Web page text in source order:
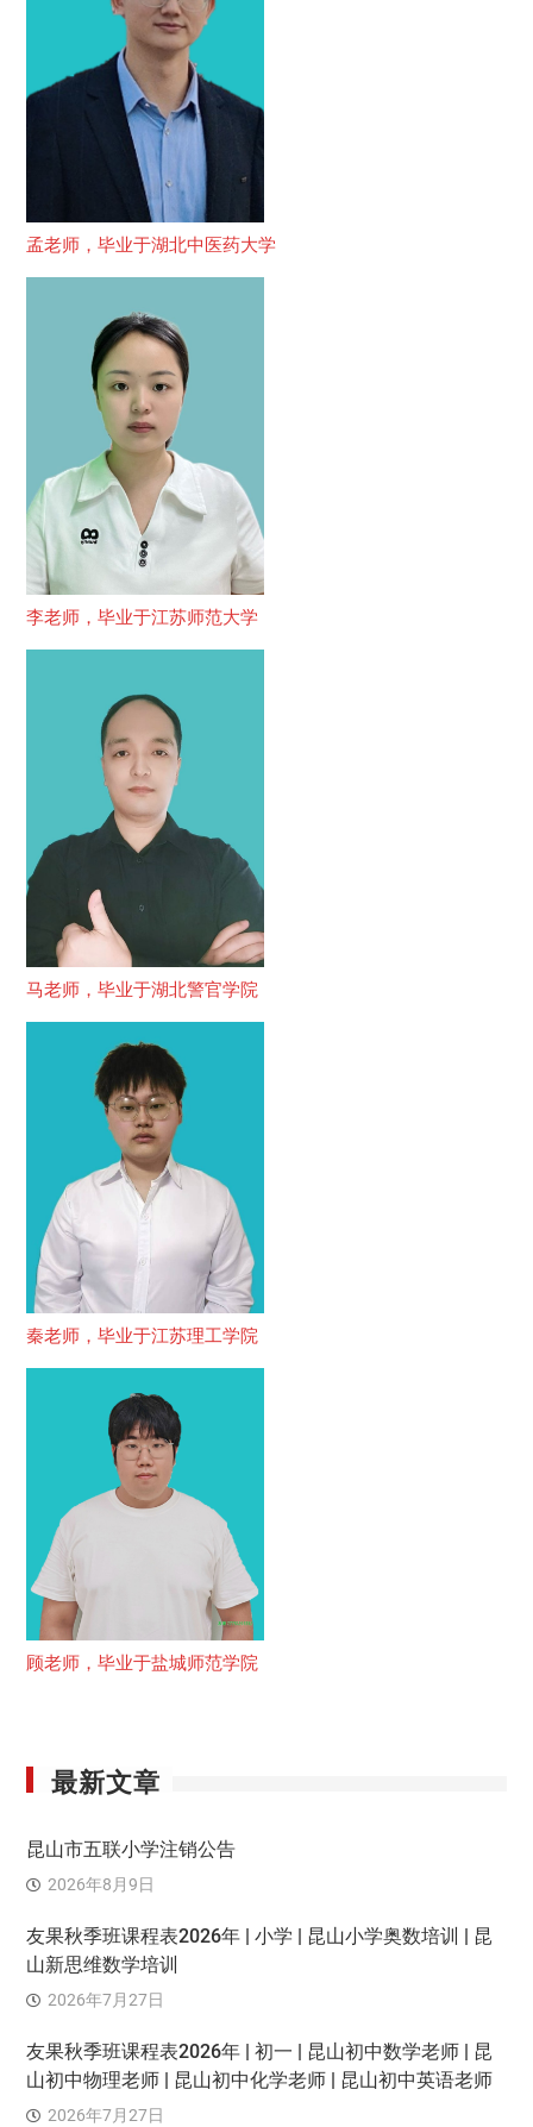
孟老师，毕业于湖北中医药大学
李老师，毕业于江苏师范大学
马老师，毕业于湖北警官学院
秦老师，毕业于江苏理工学院
顾老师，毕业于盐城师范学院
最新文章
昆山市五联小学注销公告
2026年8月9日
友果秋季班课程表2026年 | 小学 | 昆山小学奥数培训 | 昆
山新思维数学培训
2026年7月27日
友果秋季班课程表2026年 | 初一 | 昆山初中数学老师 | 昆
山初中物理老师 | 昆山初中化学老师 | 昆山初中英语老师
2026年7月27日